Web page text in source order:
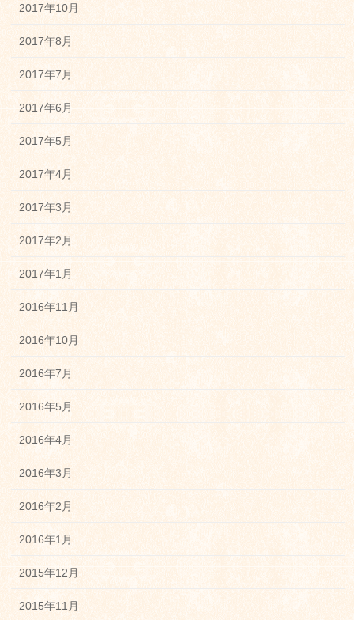
2017年10月
2017年8月
2017年7月
2017年6月
2017年5月
2017年4月
2017年3月
2017年2月
2017年1月
2016年11月
2016年10月
2016年7月
2016年5月
2016年4月
2016年3月
2016年2月
2016年1月
2015年12月
2015年11月